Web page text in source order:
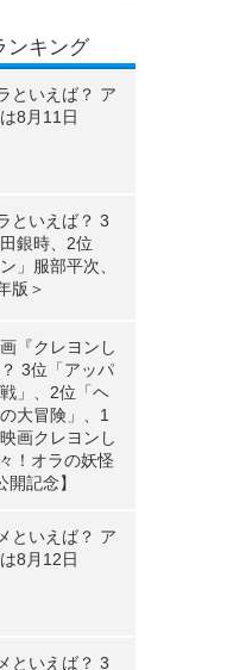
ンキング
といえば？ ア
8月11日
といえば？ 3
銀時、2位
」服部平次、
版＞
『クレヨンし
3位「アッパ
」、2位「ヘ
大冒険」、1
画クレヨンし
！オラの妖怪
記念】
といえば？ ア
8月12日
といえば？ 3